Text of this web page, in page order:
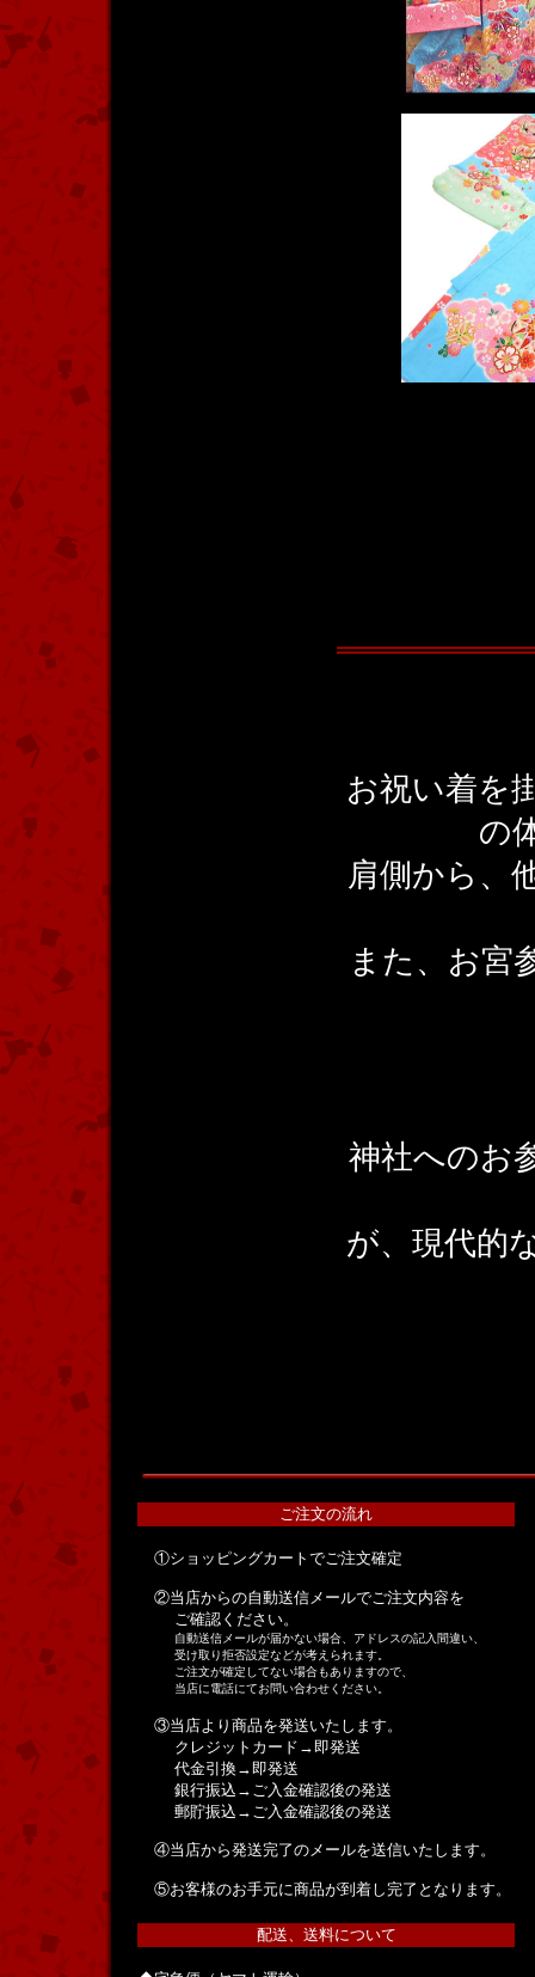
お祝い着を
の
肩側から、
また、お宮
神社へのお
が、現代的
ご注文の流れ
①ショッピングカートでご注文確定
②当店からの自動送信メールでご注文内容を
ご確認ください。
自動送信メールが届かない場合、アドレスの記入間違い、
受け取り拒否設定などが考えられます。
ご注文が確定してない場合もありますので、
当店に電話にてお問い合わせください。
③当店より商品を発送いたします。
クレジットカード→即発送
代金引換→即発送
銀行振込→ご入金確認後の発送
郵貯振込→ご入金確認後の発送
④当店から発送完了のメールを送信いたします。
⑤お客様のお手元に商品が到着し完了となります。
配送、送料について